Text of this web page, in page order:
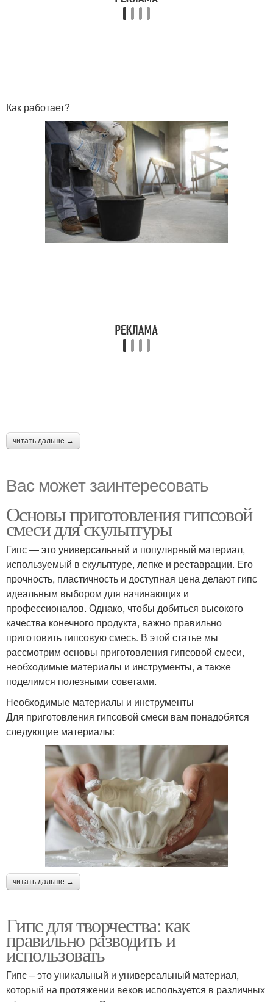
Как работает?
читать дальше →
Вас может заинтересовать
Основы приготовления гипсовой
смеси для скульптуры
Гипс — это универсальный и популярный материал,
используемый в скульптуре, лепке и реставрации. Его
прочность, пластичность и доступная цена делают гипс
идеальным выбором для начинающих и
профессионалов. Однако, чтобы добиться высокого
качества конечного продукта, важно правильно
приготовить гипсовую смесь. В этой статье мы
рассмотрим основы приготовления гипсовой смеси,
необходимые материалы и инструменты, а также
поделимся полезными советами.
Необходимые материалы и инструменты
Для приготовления гипсовой смеси вам понадобятся
следующие материалы:
читать дальше →
Гипс для творчества: как
правильно разводить и
использовать
Гипс – это уникальный и универсальный материал,
который на протяжении веков используется в различных